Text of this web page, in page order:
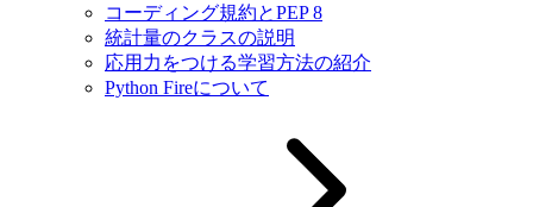
コーディング規約とPEP 8
統計量のクラスの説明
応用力をつける学習方法の紹介
Python Fireについて